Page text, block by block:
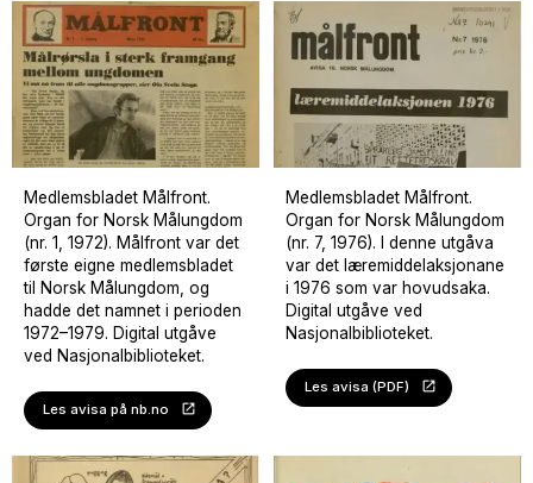
I 2021 var det læremiddelaksjonar i Øystese og Volda.
Aksjonane var ei markering av at det var 50 år sidan den
første storaksjonen. Eit framlegg til ny opplæringslov
kom òg i august 2021, og igjen såg Målungdommen
behovet for å aksjonere for å sikre rettane til
nynorskelevane i lovverket.
Medlemsbladet Målfront.
Organ for Norsk Målungdom
(nr. 1, 1972). Målfront var det
første eigne medlemsbladet
til Norsk Målungdom, og
hadde det namnet i perioden
1972–1979. Digital utgåve
ved Nasjonalbiblioteket.
Les avisa på nb.no
Medlemsbladet Målfront.
Organ for Norsk Målungdom
(nr. 7, 1976). I denne utgåva
var det læremiddelaksjonane
i 1976 som var hovudsaka.
Digital utgåve ved
Nasjonalbiblioteket.
Les avisa (PDF)